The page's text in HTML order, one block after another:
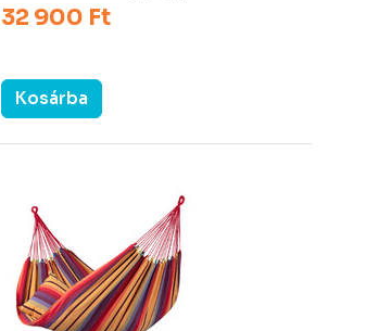
32 900 Ft
Kosárba